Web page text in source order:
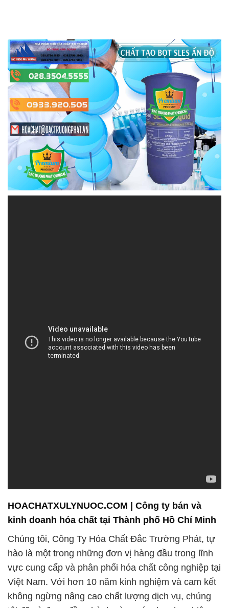
Chúng tôi, Công Ty Hóa Chất Đắc Trường Phát, tự
hào là một trong những đơn vị hàng đầu trong lĩnh
vực cung cấp và phân phối hóa chất công nghiệp tại
Việt Nam. Với hơn 10 năm kinh nghiệm và cam kết
không ngừng nâng cao chất lượng dịch vụ, chúng
tôi đã và đang đồng hành cùng các doanh nghiệp
trong việc gia tăng hiệu quả sản xuất, tiết kiệm chi
phí và phát triển bền vững.
Chúng tôi hiểu rằng hóa chất là một yếu tố quan